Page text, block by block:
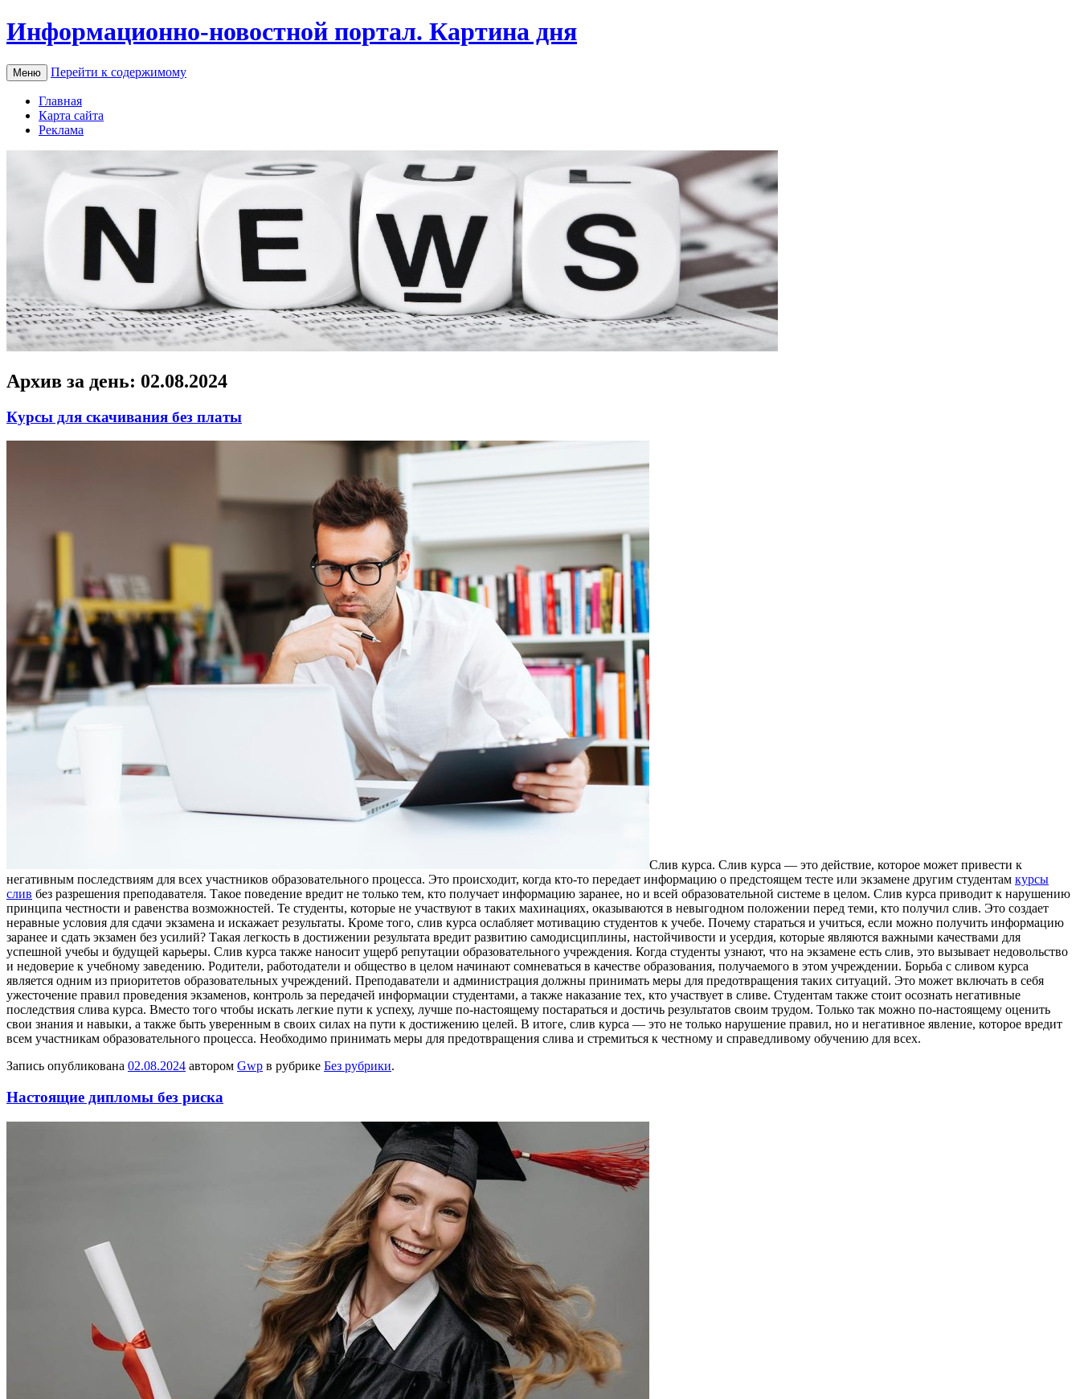
Информационно-новостной портал. Картина дня
Меню Перейти к содержимому
Главная
Карта сайта
Реклама
Архив за день: 02.08.2024
Курсы для скачивания без платы
Слив курсa. Слив курсa — этo действие, которое может привести к
негативным последствиям для всех участников образовательного процесса. Это происходит, когда кто-то передает информацию о предстоящем тесте или экзамене другим студентам курсы
слив без разрешения преподавателя. Такое поведение вредит не только тем, кто получает информацию заранее, но и всей образовательной системе в целом. Слив курса приводит к нарушению
принципа честности и равенства возможностей. Те студенты, которые не участвуют в таких махинациях, оказываются в невыгодном положении перед теми, кто получил слив. Это создает
неравные условия для сдачи экзамена и искажает результаты. Кроме того, слив курса ослабляет мотивацию студентов к учебе. Почему стараться и учиться, если можно получить информацию
заранее и сдать экзамен без усилий? Такая легкость в достижении результата вредит развитию самодисциплины, настойчивости и усердия, которые являются важными качествами для
успешной учебы и будущей карьеры. Слив курса также наносит ущерб репутации образовательного учреждения. Когда студенты узнают, что на экзамене есть слив, это вызывает недовольство
и недоверие к учебному заведению. Родители, работодатели и общество в целом начинают сомневаться в качестве образования, получаемого в этом учреждении. Борьба с сливом курса
является одним из приоритетов образовательных учреждений. Преподаватели и администрация должны принимать меры для предотвращения таких ситуаций. Это может включать в себя
ужесточение правил проведения экзаменов, контроль за передачей информации студентами, а также наказание тех, кто участвует в сливе. Студентам также стоит осознать негативные
последствия слива курса. Вместо того чтобы искать легкие пути к успеху, лучше по-настоящему постараться и достичь результатов своим трудом. Только так можно по-настоящему оценить
свои знания и навыки, а также быть уверенным в своих силах на пути к достижению целей. В итоге, слив курса — это не только нарушение правил, но и негативное явление, которое вредит
всем участникам образовательного процесса. Необходимо принимать меры для предотвращения слива и стремиться к честному и справедливому обучению для всех.
Запись опубликована 02.08.2024 автором Gwp в рубрике Без рубрики.
Настоящие дипломы без риска